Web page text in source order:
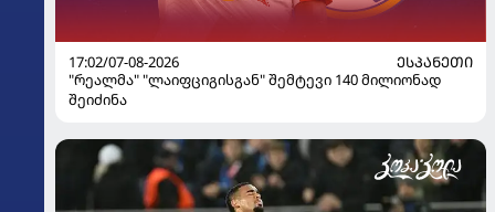
17:02/07-08-2026
ᲔᲡᲞᲐᲜᲔᲗᲘ
"რეალმა" "ლაიფციგისგან" შემტევი 140 მილიონად
შეიძინა